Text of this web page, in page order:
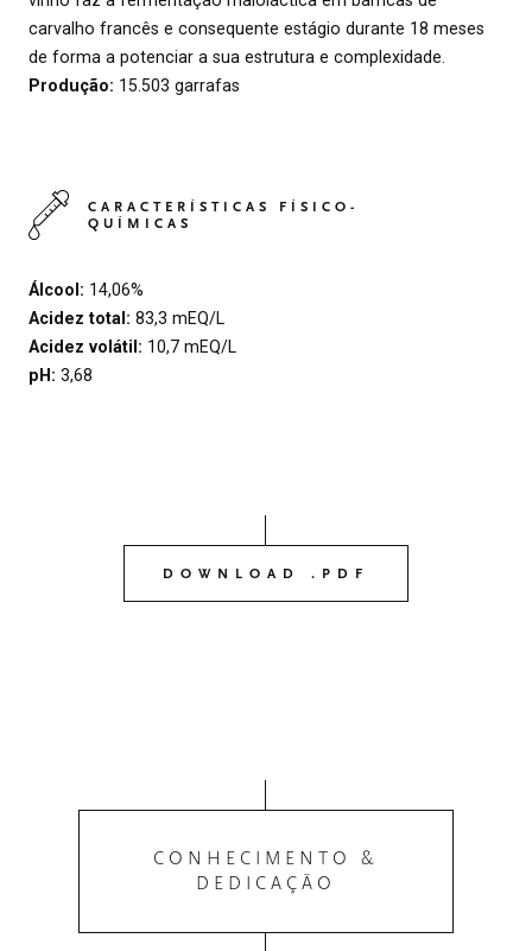
carvalho francês e consequente estágio durante 18 meses
de forma a potenciar a sua estrutura e complexidade.
Produção: 15.503 garrafas
CARACTERÍSTICAS FÍSICO-
QUÍMICAS
Álcool: 14,06%
Acidez total: 83,3 mEQ/L
Acidez volátil: 10,7 mEQ/L
pH: 3,68
DOWNLOAD .PDF
CONHECIMENTO &
DEDICAÇÃO